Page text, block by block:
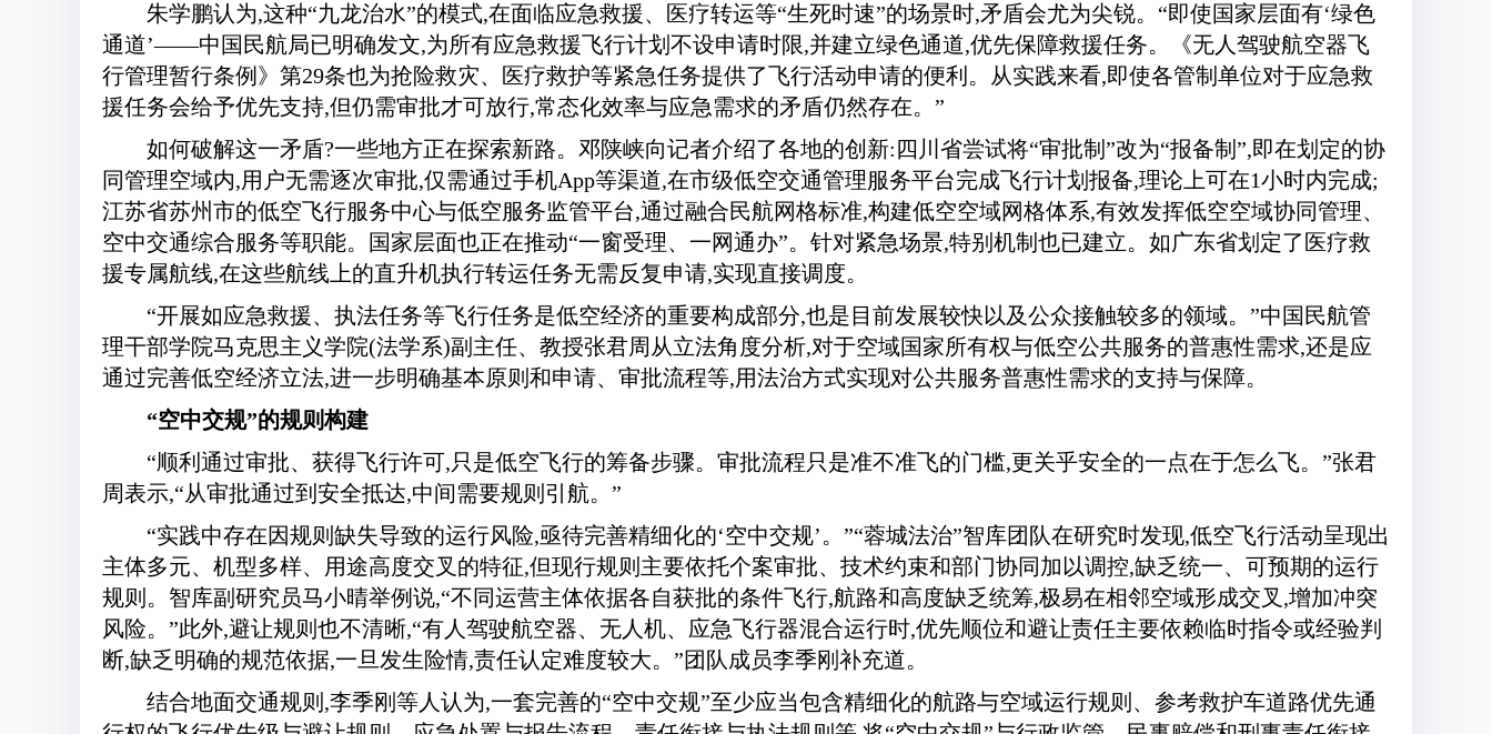
朱学鹏认为,这种“九龙治水”的模式,在面临应急救援、医疗转运等“生死时速”的场景时,矛盾会尤为尖锐。“即使国家层面有‘绿色
通道’——中国民航局已明确发文,为所有应急救援飞行计划不设申请时限,并建立绿色通道,优先保障救援任务。《无人驾驶航空器飞
行管理暂行条例》第29条也为抢险救灾、医疗救护等紧急任务提供了飞行活动申请的便利。从实践来看,即使各管制单位对于应急救
援任务会给予优先支持,但仍需审批才可放行,常态化效率与应急需求的矛盾仍然存在。”
如何破解这一矛盾?一些地方正在探索新路。邓陕峡向记者介绍了各地的创新:四川省尝试将“审批制”改为“报备制”,即在划定的协
同管理空域内,用户无需逐次审批,仅需通过手机App等渠道,在市级低空交通管理服务平台完成飞行计划报备,理论上可在1小时内完成;
江苏省苏州市的低空飞行服务中心与低空服务监管平台,通过融合民航网格标准,构建低空空域网格体系,有效发挥低空空域协同管理、
空中交通综合服务等职能。国家层面也正在推动“一窗受理、一网通办”。针对紧急场景,特别机制也已建立。如广东省划定了医疗救
援专属航线,在这些航线上的直升机执行转运任务无需反复申请,实现直接调度。
“开展如应急救援、执法任务等飞行任务是低空经济的重要构成部分,也是目前发展较快以及公众接触较多的领域。”中国民航管
理干部学院马克思主义学院(法学系)副主任、教授张君周从立法角度分析,对于空域国家所有权与低空公共服务的普惠性需求,还是应
通过完善低空经济立法,进一步明确基本原则和申请、审批流程等,用法治方式实现对公共服务普惠性需求的支持与保障。
“空中交规”的规则构建
“顺利通过审批、获得飞行许可,只是低空飞行的筹备步骤。审批流程只是准不准飞的门槛,更关乎安全的一点在于怎么飞。”张君
周表示,“从审批通过到安全抵达,中间需要规则引航。”
“实践中存在因规则缺失导致的运行风险,亟待完善精细化的‘空中交规’。”“蓉城法治”智库团队在研究时发现,低空飞行活动呈现出
主体多元、机型多样、用途高度交叉的特征,但现行规则主要依托个案审批、技术约束和部门协同加以调控,缺乏统一、可预期的运行
规则。智库副研究员马小晴举例说,“不同运营主体依据各自获批的条件飞行,航路和高度缺乏统筹,极易在相邻空域形成交叉,增加冲突
风险。”此外,避让规则也不清晰,“有人驾驶航空器、无人机、应急飞行器混合运行时,优先顺位和避让责任主要依赖临时指令或经验判
断,缺乏明确的规范依据,一旦发生险情,责任认定难度较大。”团队成员李季刚补充道。
结合地面交通规则,李季刚等人认为,一套完善的“空中交规”至少应当包含精细化的航路与空域运行规则、参考救护车道路优先通